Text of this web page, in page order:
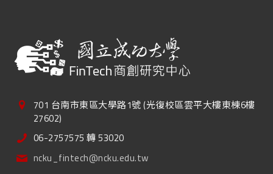
701 台南市東區大學路1號 (光復校區雲平大樓東棟6樓
27602)
06-2757575 轉 53020
ncku_fintech@ncku.edu.tw